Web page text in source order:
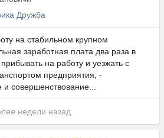
Дружба
на стабильном крупном
заработная плата два раза в
на работу и уезжать с
предприятия; -
совершенствование...
недели назад